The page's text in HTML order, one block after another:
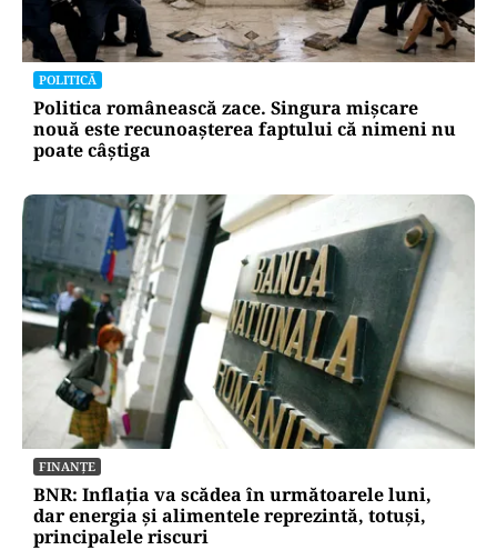
POLITICĂ
Politica românească zace. Singura mișcare
nouă este recunoașterea faptului că nimeni nu
poate câștiga
FINANȚE
BNR: Inflația va scădea în următoarele luni,
dar energia și alimentele reprezintă, totuși,
principalele riscuri